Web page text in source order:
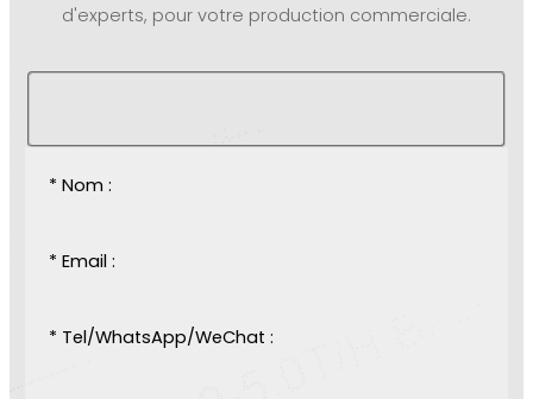
d'experts, pour votre production commerciale.
* Nom :
* Email :
* Tel/WhatsApp/WeChat :